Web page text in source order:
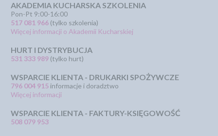
AKADEMIA KUCHARSKA SZKOLENIA
Pon-Pt 9:00-16:00
517 081 966 (tylko szkolenia)
Więcej informacji o Akademii Kucharskiej
HURT I DYSTRYBUCJA
531 333 989 (tylko hurt)
WSPARCIE KLIENTA - DRUKARKI SPOŻYWCZE
796 004 915 informacje i doradztwo
Więcej informacji
WSPARCIE KLIENTA - FAKTURY-KSIĘGOWOŚĆ
508 079 953